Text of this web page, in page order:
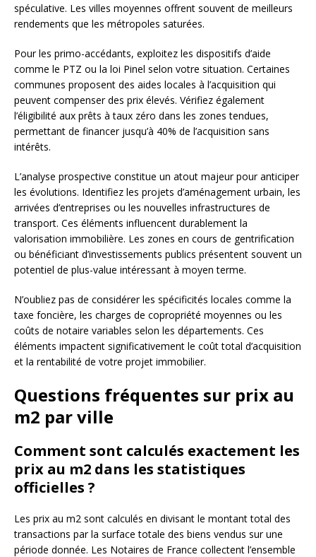
spéculative. Les villes moyennes offrent souvent de meilleurs
rendements que les métropoles saturées.
Pour les primo-accédants, exploitez les dispositifs d’aide
comme le PTZ ou la loi Pinel selon votre situation. Certaines
communes proposent des aides locales à l’acquisition qui
peuvent compenser des prix élevés. Vérifiez également
l’éligibilité aux prêts à taux zéro dans les zones tendues,
permettant de financer jusqu’à 40% de l’acquisition sans
intérêts.
L’analyse prospective constitue un atout majeur pour anticiper
les évolutions. Identifiez les projets d’aménagement urbain, les
arrivées d’entreprises ou les nouvelles infrastructures de
transport. Ces éléments influencent durablement la
valorisation immobilière. Les zones en cours de gentrification
ou bénéficiant d’investissements publics présentent souvent un
potentiel de plus-value intéressant à moyen terme.
N’oubliez pas de considérer les spécificités locales comme la
taxe foncière, les charges de copropriété moyennes ou les
coûts de notaire variables selon les départements. Ces
éléments impactent significativement le coût total d’acquisition
et la rentabilité de votre projet immobilier.
Questions fréquentes sur prix au
m2 par ville
Comment sont calculés exactement les
prix au m2 dans les statistiques
officielles ?
Les prix au m2 sont calculés en divisant le montant total des
transactions par la surface totale des biens vendus sur une
période donnée. Les Notaires de France collectent l’ensemble